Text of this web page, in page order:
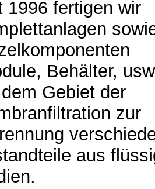
1996 fertigen wir
Behälter,
Gebiet der
zur
aus